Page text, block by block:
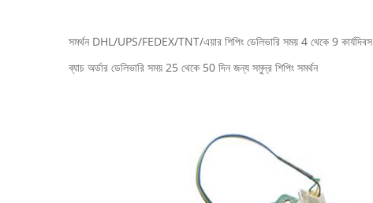
সমর্থন DHL/UPS/FEDEX/TNT/এয়ার শিপিং ডেলিভারি সময় 4 থেকে 9 কার্যদিবস
ব্যাচ অর্ডার ডেলিভারি সময় 25 থেকে 50 দিন জন্য সমুদ্র শিপিং সমর্থন